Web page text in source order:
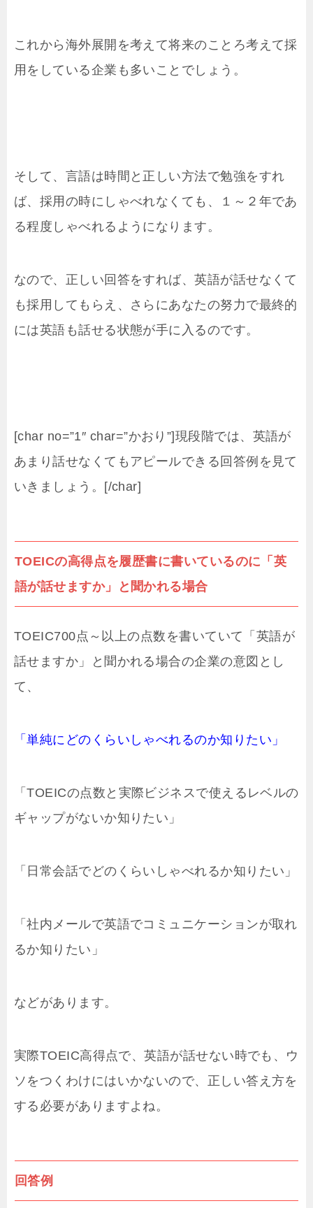
これから海外展開を考えて将来のことろ考えて採
用をしている企業も多いことでしょう。
そして、言語は時間と正しい方法で勉強をすれ
ば、採用の時にしゃべれなくても、１～２年であ
る程度しゃべれるようになります。
なので、正しい回答をすれば、英語が話せなくて
も採用してもらえ、さらにあなたの努力で最終的
には英語も話せる状態が手に入るのです。
[char no=”1″ char=”かおり”]現段階では、英語が
あまり話せなくてもアピールできる回答例を見て
いきましょう。[/char]
TOEICの高得点を履歴書に書いているのに「英
語が話せますか」と聞かれる場合
TOEIC700点～以上の点数を書いていて「英語が
話せますか」と聞かれる場合の企業の意図とし
て、
「単純にどのくらいしゃべれるのか知りたい」
「TOEICの点数と実際ビジネスで使えるレベルの
ギャップがないか知りたい」
「日常会話でどのくらいしゃべれるか知りたい」
「社内メールで英語でコミュニケーションが取れ
るか知りたい」
などがあります。
実際TOEIC高得点で、英語が話せない時でも、ウ
ソをつくわけにはいかないので、正しい答え方を
する必要がありますよね。
回答例